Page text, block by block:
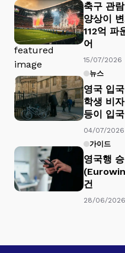
축구 관
양상이
112억 파
어
15/07/2026
뉴스
영국 입
학생 비
등이 입
04/07/2026
가이드
영국행
건
28/06/2026